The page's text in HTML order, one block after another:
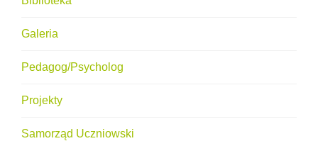
Galeria
Pedagog/Psycholog
Projekty
Samorząd Uczniowski